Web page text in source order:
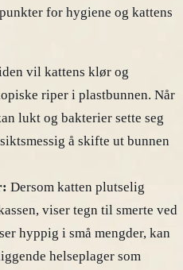
for hygiene og kattens
vil kattens klør og
riper i plastbunnen. Når
lukt og bakterier sette seg
å skifte ut bunnen
Dersom katten plutselig
viser tegn til smerte ved
hyppig i små mengder, kan
helseplager som